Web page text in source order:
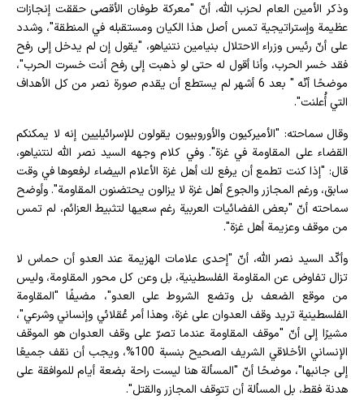
وذكر الأمين العام لحزب الله، أنّ "معركة طوفان الأقصى حققت إنجازات
عظيمة وإستراتيجية تمس أصل هذا الكيان ومستقبله في المنطقة"، وشدد
على أنّ رئيس وزراء الاحتلال بنيامين نتنياهو، "يقول إن لم يدخل إلى رفح
فقد خسر الحرب، وأنا أقول له حتى لو ذهبت إلى رفح أنت خسرت الحرب"،
موضحًا أنّه " بعد 6 أشهر لم يستطع أن يقدم صورة نصر من كل الأهداف
التي أُعلنت".
وقال سماحته: "الأميركيون والأوروبيون يقولون للإسرائيليين إنه لا يمكنكم
القضاء على المقاومة في غزة". وفي كلام وجهه السيد نصر الله لنتنياهو،
قال: "إذا كنت تطمع أن يرفع لك أهل غزة الأعلام البيضاء لرفعوها في وقت
سابق، ورغم المجازر والجوع أهل غزة لا يزالون يحتضنون المقاومة". وأوضح
سماحته أنّ "بعض الفضائيات العربية رغم سعيها لتثبيط العزائم، لم تمس
من موقف وعزيمة أهل غزة".
وأكّد السيد نصر الله، أنّ "إحدى علامات الهزيمة عند العدو أن حماس لا
تزال تفاوض عن المقاومة الفلسطينية، بل وعن كل محور المقاومة، وليس
من موقع الضعف بل وتضع الشروط على العدو"، مضيفًا "المقاومة
الفلسطينية تريد وقف العدوان على غزة، وهذا أمر عُقلائي وإنساني وشرعي"،
مشيرًا إلى أنّ "موقف المقاومة عندما تصرّ على وقف العدوان هو الموقف
الإنساني الأخلاقي الشريف الصحيح بنسبة 100%، ويجب أن نقف جميعًا
إلى جانبها"، موضحًا أنّ "المسألة هنا ليست راحة بضعة أيام للموافقة على
هدنة فقط، بل المسألة أن تتوقف المجازر والقتل".